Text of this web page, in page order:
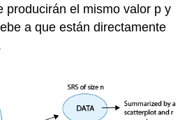
producirán el mismo valor p y
a que están directamente